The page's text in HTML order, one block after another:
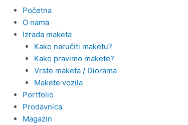
Početna
O nama
Izrada maketa
Kako naručiti maketu?
Kako pravimo makete?
Vrste maketa / Diorama
Makete vozila
Portfolio
Prodavnica
Magazin